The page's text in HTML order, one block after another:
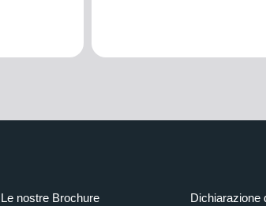
Le nostre Brochure Dichiarazione